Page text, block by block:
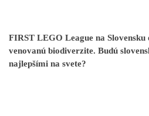
FIRST LEGO League na Slovensku
venovanú biodiverzite. Budú
najlepšími na svete?